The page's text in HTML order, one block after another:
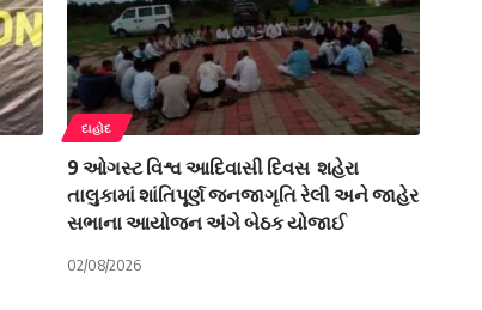
દાહોદ
9 ઓગસ્ટ વિશ્વ આદિવાસી દિવસ શહેરા
તાલુકામાં શાંતિપૂર્ણ જનજાગૃતિ રેલી અને જાહેર
સભાના આયોજન અંગે બેઠક યોજાઈ
02/08/2026